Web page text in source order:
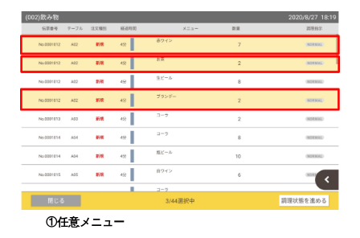
①任意メニュー